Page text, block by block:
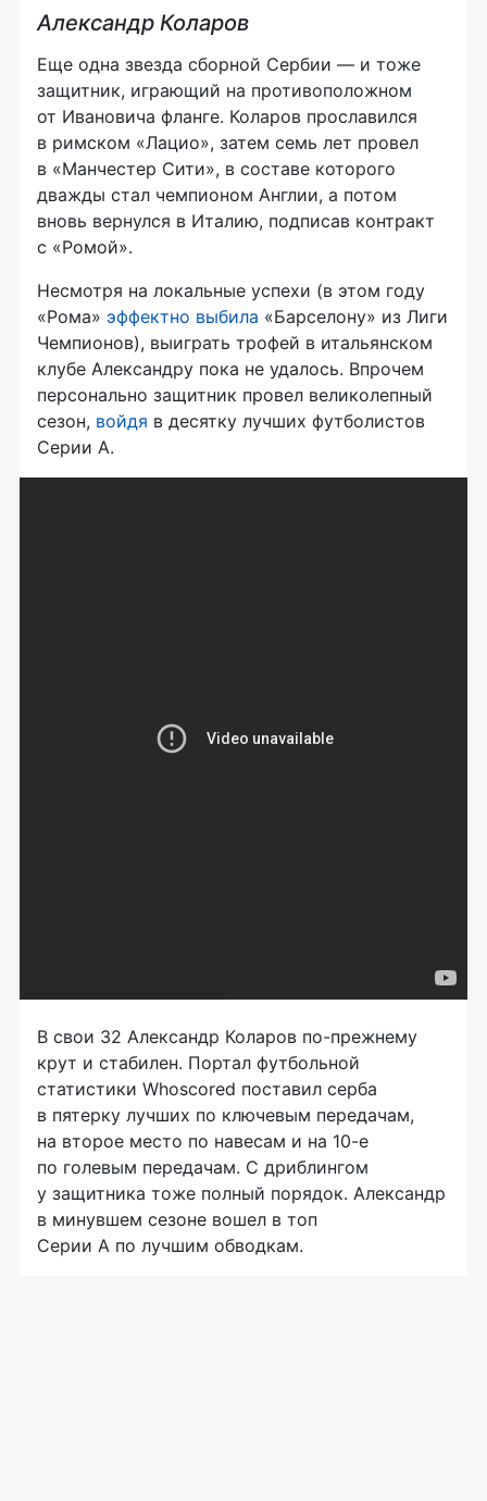
Александр Коларов
Еще одна звезда сборной Сербии — и тоже
защитник, играющий на противоположном
от Ивановича фланге. Коларов прославился
в римском «Лацио», затем семь лет провел
в «Манчестер Сити», в составе которого
дважды стал чемпионом Англии, а потом
вновь вернулся в Италию, подписав контракт
с «Ромой».
Несмотря на локальные успехи (в этом году
«Рома» эффектно выбила «Барселону» из Лиги
Чемпионов), выиграть трофей в итальянском
клубе Александру пока не удалось. Впрочем
персонально защитник провел великолепный
сезон, войдя в десятку лучших футболистов
Серии А.
В свои 32 Александр Коларов по-прежнему
крут и стабилен. Портал футбольной
статистики Whoscored поставил серба
в пятерку лучших по ключевым передачам,
на второе место по навесам и на 10-е
по голевым передачам. С дриблингом
у защитника тоже полный порядок. Александр
в минувшем сезоне вошел в топ
Серии А по лучшим обводкам.